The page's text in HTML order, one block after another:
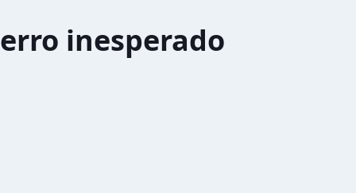
erro inesperado